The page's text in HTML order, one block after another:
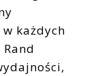
każdych